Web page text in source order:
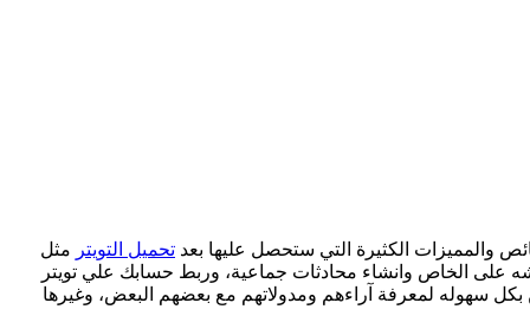
تحميل التويتر مثل
على الخاص وانشاء محادثات جماعية، وربط حسابك علي تويتر
بكل سهوله لمعرفة آراءهم ومدولاتهم مع بعضهم البعض، وغيرها